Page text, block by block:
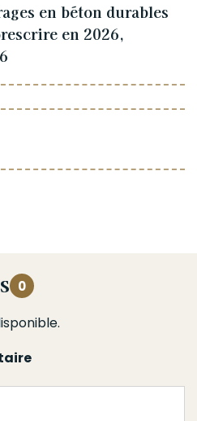
en béton durables
en 2026,
0